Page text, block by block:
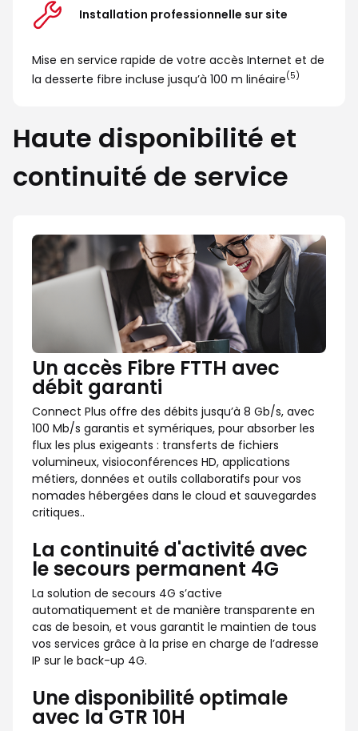
Installation professionnelle sur site
Mise en service rapide de votre accès Internet et de
la desserte fibre incluse jusqu’à 100 m linéaire(5)
Haute disponibilité et
continuité de service
Un accès Fibre FTTH avec
débit garanti
Connect Plus offre des débits jusqu’à 8 Gb/s, avec
100 Mb/s garantis et symériques, pour absorber les
flux les plus exigeants : transferts de fichiers
volumineux, visioconférences HD, applications
métiers, données et outils collaboratifs pour vos
nomades hébergées dans le cloud et sauvegardes
critiques..
La continuité d'activité avec
le secours permanent 4G
La solution de secours 4G s’active
automatiquement et de manière transparente en
cas de besoin, et vous garantit le maintien de tous
vos services grâce à la prise en charge de l’adresse
IP sur le back-up 4G.
Une disponibilité optimale
avec la GTR 10H